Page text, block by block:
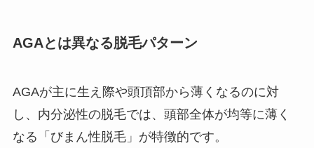
AGAとは異なる脱毛パターン
AGAが主に生え際や頭頂部から薄くなるのに対
し、内分泌性の脱毛では、頭部全体が均等に薄く
なる「びまん性脱毛」が特徴的です。